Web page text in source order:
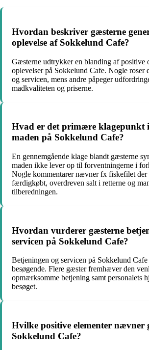
Hvordan beskriver gæsterne
oplevelse af Sokkelund Cafe?
Gæsterne udtrykker en blanding af positive
oplevelser på Sokkelund Cafe. Nogle roser
og servicen, mens andre påpeger
madkvaliteten og priserne.
Hvad er det primære klagepunkt
maden på Sokkelund Cafe?
En gennemgående klage blandt gæsterne
maden ikke lever op til forventningerne i
Nogle kommentarer nævner fx fiskefilet der
færdigkøbt, overdreven salt i retterne og
tilberedningen.
Hvordan vurderer gæsterne
servicen på Sokkelund Cafe?
Betjeningen og servicen på Sokkelund
besøgende. Flere gæster fremhæver den
opmærksomme betjening samt personalets
besøget.
Hvilke positive elementer nævner
Sokkelund Cafe?